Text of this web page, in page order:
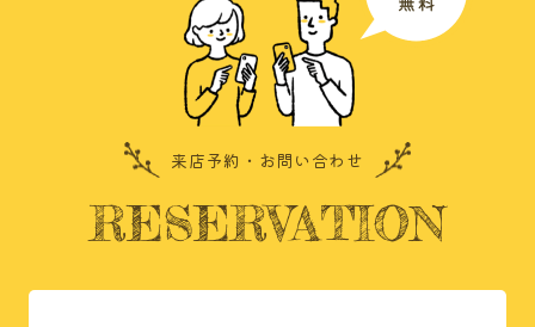
広島ブライダル館について
結婚を決めたおふたりが
今からすることは？
式場案内
広島ブライダル館で
ドレス
来店予約・お問い合わせ
RESERVATION